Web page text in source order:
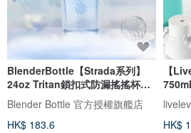
BlenderBottle【Strada系列】
24oz Tritan鎖扣式防漏搖搖杯
710ml
Blender Bottle 官方授權旗艦店
HK$ 183.6
【
HK$